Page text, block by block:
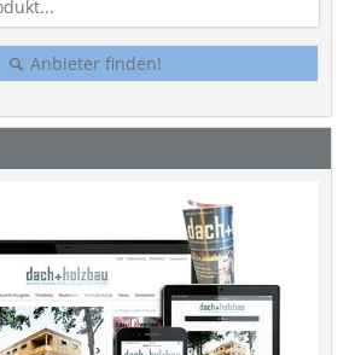
Anbieter finden!